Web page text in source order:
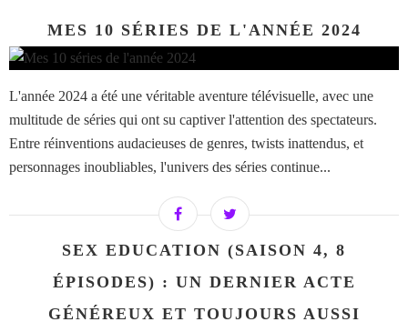
MES 10 SÉRIES DE L'ANNÉE 2024
L'année 2024 a été une véritable aventure télévisuelle, avec une
multitude de séries qui ont su captiver l'attention des spectateurs.
Entre réinventions audacieuses de genres, twists inattendus, et
personnages inoubliables, l'univers des séries continue...
SEX EDUCATION (SAISON 4, 8
ÉPISODES) : UN DERNIER ACTE
GÉNÉREUX ET TOUJOURS AUSSI